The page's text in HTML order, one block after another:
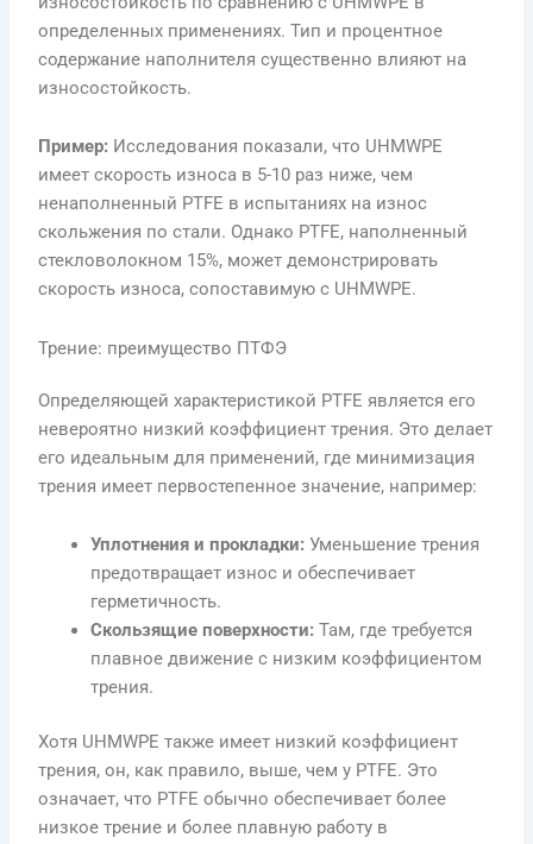
определенных применениях. Тип и процентное
содержание наполнителя существенно влияют на
износостойкость.
Пример: Исследования показали, что UHMWPE
имеет скорость износа в 5-10 раз ниже, чем
ненаполненный PTFE в испытаниях на износ
скольжения по стали. Однако PTFE, наполненный
стекловолокном 15%, может демонстрировать
скорость износа, сопоставимую с UHMWPE.
Трение: преимущество ПТФЭ
Определяющей характеристикой PTFE является его
невероятно низкий коэффициент трения. Это делает
его идеальным для применений, где минимизация
трения имеет первостепенное значение, например:
Уплотнения и прокладки: Уменьшение трения
предотвращает износ и обеспечивает
герметичность.
Скользящие поверхности: Там, где требуется
плавное движение с низким коэффициентом
трения.
Хотя UHMWPE также имеет низкий коэффициент
трения, он, как правило, выше, чем у PTFE. Это
означает, что PTFE обычно обеспечивает более
низкое трение и более плавную работу в